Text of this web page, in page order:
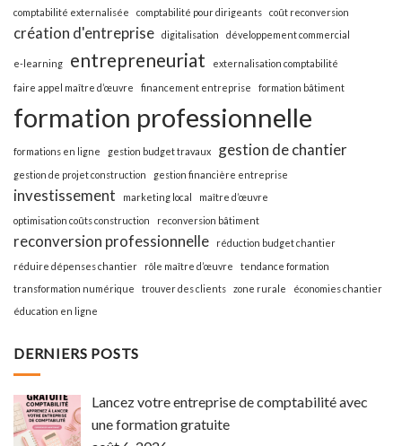
comptabilité externalisée comptabilité pour dirigeants coût reconversion
création d'entreprise digitalisation développement commercial
e-learning entrepreneuriat externalisation comptabilité
faire appel maître d’œuvre financement entreprise formation bâtiment
formation professionnelle
formations en ligne gestion budget travaux gestion de chantier
gestion de projet construction gestion financière entreprise
investissement marketing local
maître d’œuvre
optimisation coûts construction
reconversion bâtiment
reconversion professionnelle
réduction budget chantier
réduire dépenses chantier
rôle maître d’œuvre
tendance formation
transformation numérique
trouver des clients zone rurale
économies chantier
éducation en ligne
DERNIERS POSTS
Lancez votre entreprise de comptabilité avec
une formation gratuite